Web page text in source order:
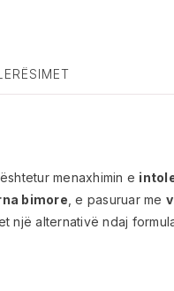
menaxhimin e
bimore , e pasuruar me
një alternativë ndaj